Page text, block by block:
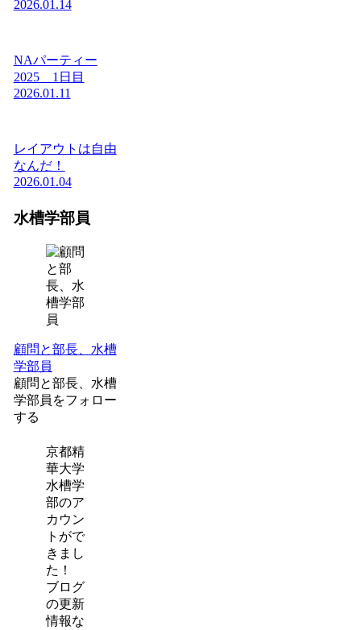
2026.01.14
NAパーティー
2025 1日目
2026.01.11
レイアウトは自由
なんだ！
2026.01.04
水槽学部員
顧問と部長、水槽
学部員
顧問と部長、水槽
学部員をフォロー
する
京都精
華大学
水槽学
部のア
カウン
トがで
きまし
た！
ブログ
の更新
情報な